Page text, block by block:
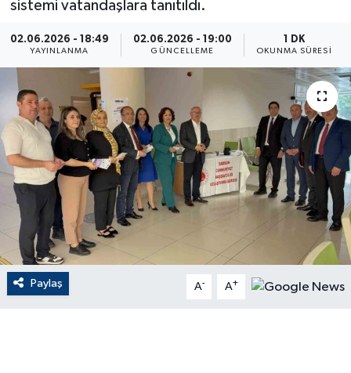
sistemi vatandaşlara tanıtıldı.
02.06.2026 - 18:49
YAYINLANMA
02.06.2026 - 19:00
GÜNCELLEME
1 DK
OKUNMA SÜRESI
Paylaş A- A+
ÇEVRE
Dış Haberler
Dünya
EĞİTİM
EKONOMİ
English News